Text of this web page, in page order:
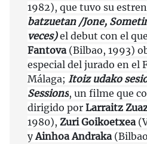
1982), que tuvo su
batzuetan /Jone,
veces)el debut con el que
Fantova (Bilbao, 1993)
especial del jurado en el
Málaga; Itoiz udako
Sessions, un filme que
dirigido por Larraitz
1980), Zuri Goikoetxea
yAinhoa Andraka